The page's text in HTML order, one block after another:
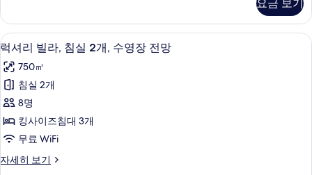
모
두
보
기
세
보
기
대
1
개,
전
용
수
영
장,
수
라,
킹
사
이
즈
침
대
개,
전
용
수
요금 보기
럭
셔
리
빌
라,
침
2
럭셔리 빌라, 침실 2개, 수영장 전망 |
5
럭셔리 빌라, 침실 2개, 수영장 전망
750㎡
침실 2개
8명
킹사이즈침대 3개
무료 WiFi
자세히 보기
럭